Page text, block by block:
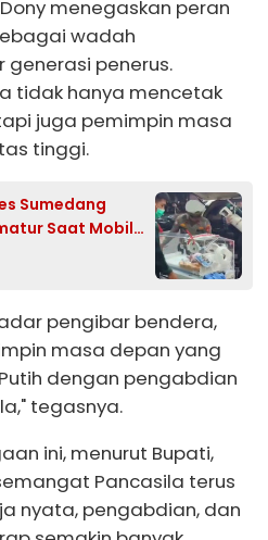
menegaskan peran
wadah
penerus.
tidak hanya mencetak
juga pemimpin masa
tinggi.
Sumedang
Saat Mobil
pengibar bendera,
masa depan yang
dengan pengabdian
tegasnya.
ini, menurut Bupati,
Pancasila terus
nyata, pengabdian, dan